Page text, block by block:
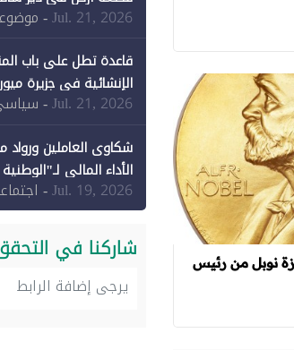
نوبل من رئيس
Jul. 21, 2026
-
قاعدة تطل على باب
الإنشائية في جزيرة
Jul. 21, 2026
-
شكاوى العاملين
الأداء المالي
Jul. 19, 2026
-
شاركنا في